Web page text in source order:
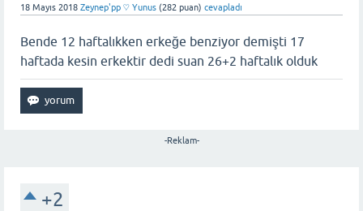
18 Mayıs 2018 Zeynep'pp ♡ Yunus (282 puan) cevapladı
Bende 12 haftalıkken erkeğe benziyor demişti 17
haftada kesin erkektir dedi suan 26+2 haftalık olduk
-Reklam-
+2